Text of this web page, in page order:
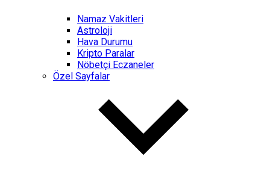
Namaz Vakitleri
Astroloji
Hava Durumu
Kripto Paralar
Nöbetçi Eczaneler
Özel Sayfalar